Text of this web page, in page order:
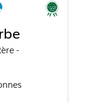
-
s